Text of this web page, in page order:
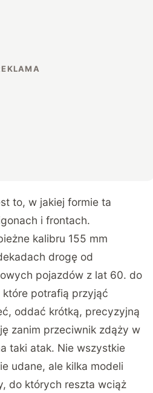
to, w jakiej formie ta
i frontach.
kalibru 155 mm
drogę od
pojazdów z lat 60. do
potrafią przyjąć
oddać krótką, precyzyjną
zanim przeciwnik zdąży w
taki atak. Nie wszystkie
udane, ale kilka modeli
do których reszta wciąż